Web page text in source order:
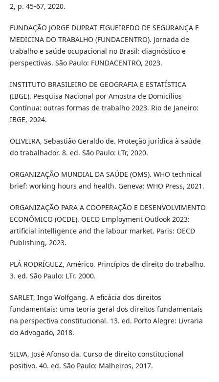
2, p. 45-67, 2020.
FUNDAÇÃO JORGE DUPRAT FIGUEIREDO DE SEGURANÇA E
MEDICINA DO TRABALHO (FUNDACENTRO). Jornada de
trabalho e saúde ocupacional no Brasil: diagnóstico e
perspectivas. São Paulo: FUNDACENTRO, 2023.
INSTITUTO BRASILEIRO DE GEOGRAFIA E ESTATÍSTICA
(IBGE). Pesquisa Nacional por Amostra de Domicílios
Contínua: outras formas de trabalho 2023. Rio de Janeiro:
IBGE, 2024.
OLIVEIRA, Sebastião Geraldo de. Proteção jurídica à saúde
do trabalhador. 8. ed. São Paulo: LTr, 2020.
ORGANIZAÇÃO MUNDIAL DA SAÚDE (OMS). WHO technical
brief: working hours and health. Geneva: WHO Press, 2021.
ORGANIZAÇÃO PARA A COOPERAÇÃO E DESENVOLVIMENTO
ECONÔMICO (OCDE). OECD Employment Outlook 2023:
artificial intelligence and the labour market. Paris: OECD
Publishing, 2023.
PLÁ RODRÍGUEZ, Américo. Princípios de direito do trabalho.
3. ed. São Paulo: LTr, 2000.
SARLET, Ingo Wolfgang. A eficácia dos direitos
fundamentais: uma teoria geral dos direitos fundamentais
na perspectiva constitucional. 13. ed. Porto Alegre: Livraria
do Advogado, 2018.
SILVA, José Afonso da. Curso de direito constitucional
positivo. 40. ed. São Paulo: Malheiros, 2017.